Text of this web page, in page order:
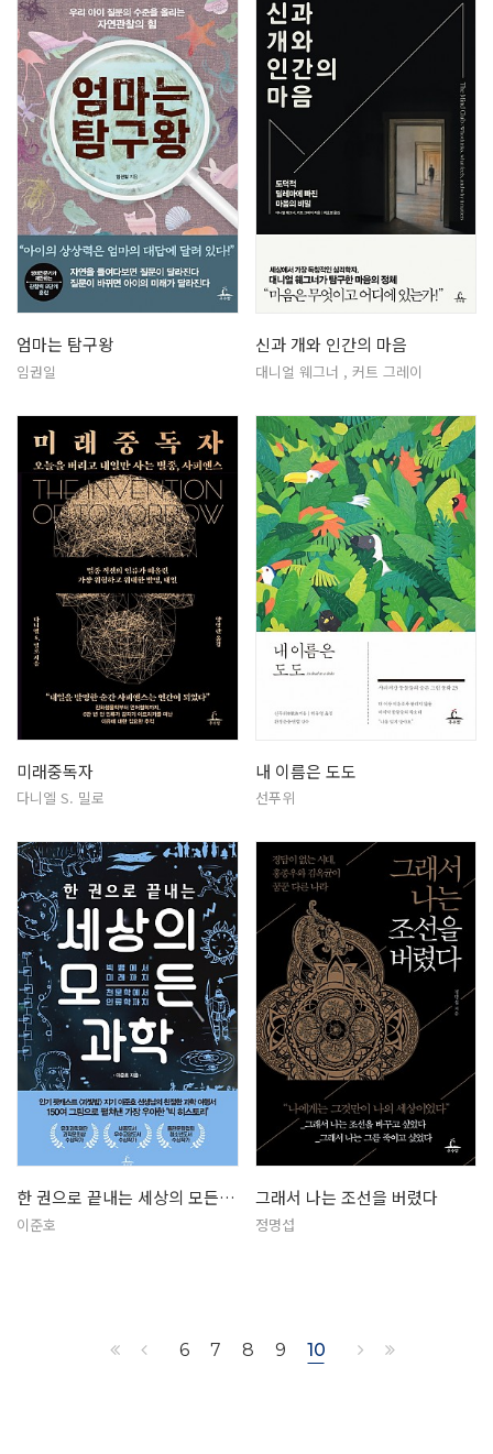
엄마는 탐구왕
임권일
신과 개와 인간의 마음
대니얼 웨그너 , 커트 그레이
미래중독자
다니엘 S. 밀로
내 이름은 도도
선푸위
한 권으로 끝내는 세상의 모든 과학
이준호
그래서 나는 조선을 버렸다
정명섭
6 7 8 9 10